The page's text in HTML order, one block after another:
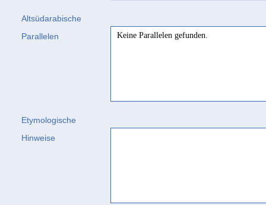
Altsüdarabische
Parallelen
Keine Parallelen gefunden.
Etymologische
Hinweise